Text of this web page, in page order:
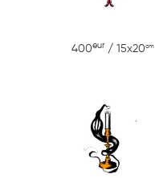
400eur / 15x20cm